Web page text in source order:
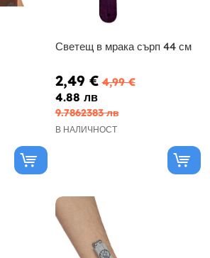
Светещ в мрака сърп 44 см
2,49 € 4,99 €
4.88 лв
9.7862383 лв
В НАЛИЧНОСТ